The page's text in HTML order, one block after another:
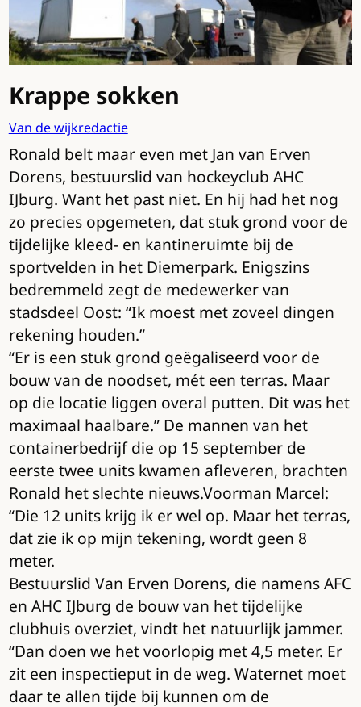
Krappe sokken
Van de wijkredactie
Ronald belt maar even met Jan van Erven
Dorens, bestuurslid van hockeyclub AHC
IJburg. Want het past niet. En hij had het nog
zo precies opgemeten, dat stuk grond voor de
tijdelijke kleed- en kantineruimte bij de
sportvelden in het Diemerpark. Enigszins
bedremmeld zegt de medewerker van
stadsdeel Oost: “Ik moest met zoveel dingen
rekening houden.”
“Er is een stuk grond geëgaliseerd voor de
bouw van de noodset, mét een terras. Maar
op die locatie liggen overal putten. Dit was het
maximaal haalbare.” De mannen van het
containerbedrijf die op 15 september de
eerste twee units kwamen afleveren, brachten
Ronald het slechte nieuws.Voorman Marcel:
“Die 12 units krijg ik er wel op. Maar het terras,
dat zie ik op mijn tekening, wordt geen 8
meter.
Bestuurslid Van Erven Dorens, die namens AFC
en AHC IJburg de bouw van het tijdelijke
clubhuis overziet, vindt het natuurlijk jammer.
“Dan doen we het voorlopig met 4,5 meter. Er
zit een inspectieput in de weg. Waternet moet
daar te allen tijde bij kunnen om de